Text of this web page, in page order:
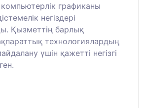
графиканы
негіздері
Қызметтің барлық
технологиялардың
үшін қажетті негізгі